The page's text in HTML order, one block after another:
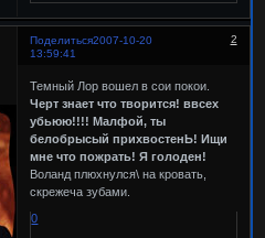
Поделиться 2
2007-10-20
13:59:41
Темный Лор вошел в сои покои.
Черт знает что творится! ввсех
убьюю!!!! Малфой, ты
белобрысый прихвостенЬ! Ищи
мне что пожрать! Я голоден!
Воланд плюхнулся\ на кровать,
скрежеча зубами.
0